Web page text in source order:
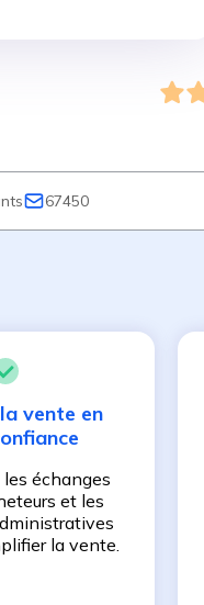
67450
vente en
les échanges
et les
la vente.